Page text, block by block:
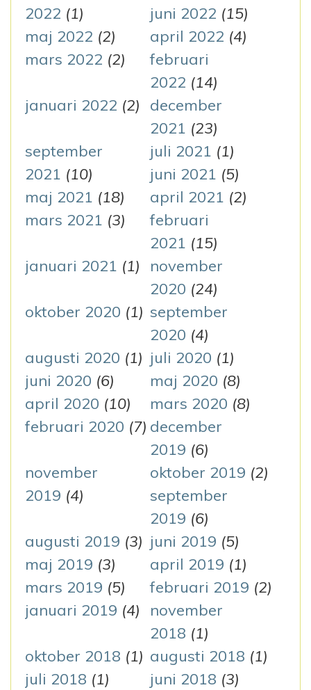
2022 (1)
juni 2022 (15)
maj 2022 (2) april 2022 (4)
mars 2022 (2)
februari
2022 (14)
januari 2022 (2)
december
2021 (23)
september
2021 (10)
juli 2021 (1)
juni 2021 (5)
maj 2021 (18) april 2021 (2)
mars 2021 (3)
februari
2021 (15)
januari 2021 (1)
november
2020 (24)
oktober 2020 (1) september
2020 (4)
augusti 2020 (1) juli 2020 (1)
juni 2020 (6) maj 2020 (8)
april 2020 (10) mars 2020 (8)
februari 2020 (7) december
2019 (6)
november
2019 (4)
oktober 2019 (2)
september
2019 (6)
augusti 2019 (3) juni 2019 (5)
maj 2019 (3) april 2019 (1)
mars 2019 (5) februari 2019 (2)
januari 2019 (4)
november
2018 (1)
oktober 2018 (1) augusti 2018 (1)
juli 2018 (1) juni 2018 (3)